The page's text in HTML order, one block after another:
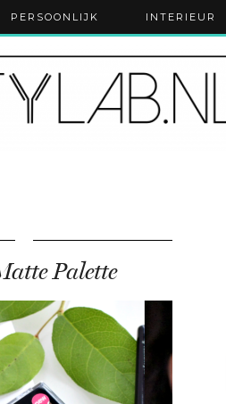
PERSOONLIJK INTERIEUR
Palette